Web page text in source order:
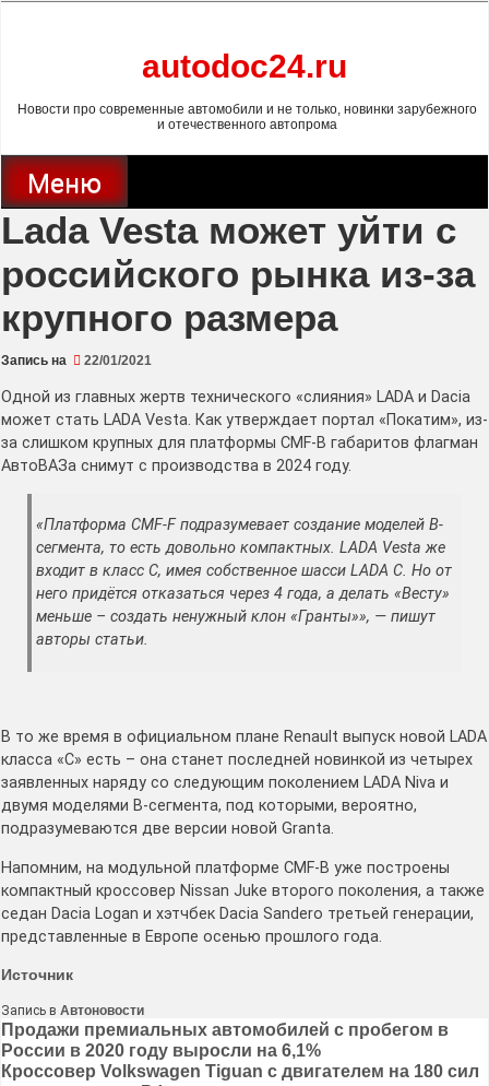
autodoc24.ru
Новости про современные автомобили и не только, новинки зарубежного
и отечественного автопрома
Меню
Lada Vesta может уйти с
российского рынка из-за
крупного размера
Запись на 22/01/2021
Одной из главных жертв технического «слияния» LADA и Dacia
может стать LADA Vesta. Как утверждает портал «Покатим», из-
за слишком крупных для платформы CMF-B габаритов флагман
АвтоВАЗа снимут с производства в 2024 году.
«Платформа CMF-F подразумевает создание моделей B-
сегмента, то есть довольно компактных. LADA Vesta же
входит в класс C, имея собственное шасси LADA C. Но от
него придётся отказаться через 4 года, а делать «Весту»
меньше – создать ненужный клон «Гранты»», — пишут
авторы статьи.
В то же время в официальном плане Renault выпуск новой LADA
класса «C» есть – она станет последней новинкой из четырех
заявленных наряду со следующим поколением LADA Niva и
двумя моделями B-сегмента, под которыми, вероятно,
подразумеваются две версии новой Granta.
Напомним, на модульной платформе CMF-B уже построены
компактный кроссовер Nissan Juke второго поколения, а также
седан Dacia Logan и хэтчбек Dacia Sandero третьей генерации,
представленные в Европе осенью прошлого года.
Источник
Запись в Автоновости
Навигация
по
Продажи премиальных автомобилей с пробегом в
России в 2020 году выросли на 6,1%
Кроссовер Volkswagen Tiguan с двигателем на 180 сил
Privacy policy
Ok